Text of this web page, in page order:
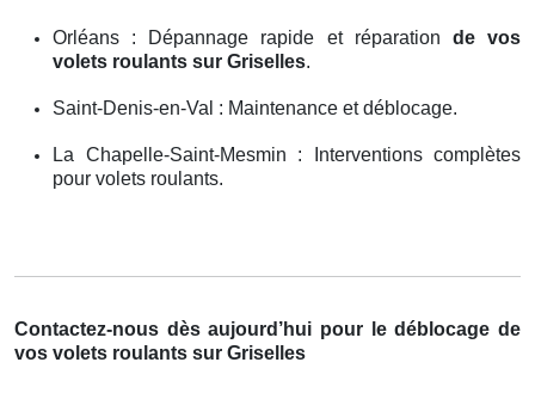
Orléans : Dépannage rapide et réparation de vos
volets roulants sur Griselles.
Saint-Denis-en-Val : Maintenance et déblocage.
La Chapelle-Saint-Mesmin : Interventions complètes
pour volets roulants.
Contactez-nous dès aujourd’hui pour le déblocage de
vos volets roulants sur Griselles